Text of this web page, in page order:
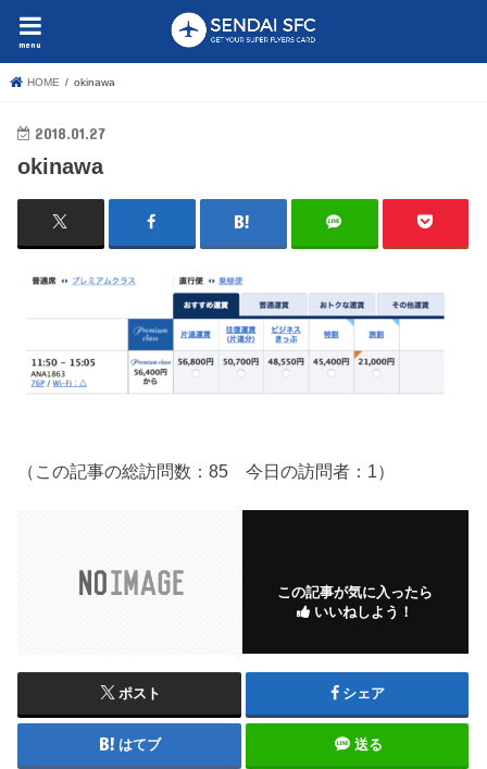
menu
HOME okinawa
2018.01.27
okinawa
（この記事の総訪問数：85 今日の訪問者：1）
この記事が気に入ったら
いいねしよう！
ポスト シェア
はてブ 送る